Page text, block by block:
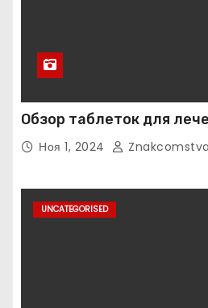
Обзор таблеток для
Ноя 1, 2024
UNCATEGORISED